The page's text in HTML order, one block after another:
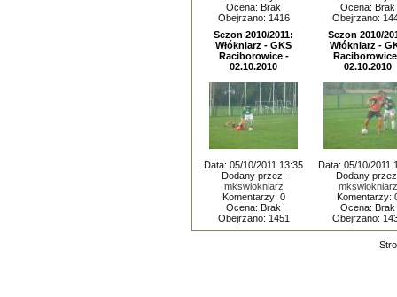
Ocena: Brak
Obejrzano: 1416
Ocena: Brak
Obejrzano:
Sezon 2010/2011:
Włókniarz - GKS
Raciborowice -
02.10.2010
Data: 05/10/2011 13:35
Dodany przez:
mkswlokniarz
Komentarzy: 0
Ocena: Brak
Obejrzano: 1451
Sezon 2010/
Włókniarz -
02.10.2010
Data: 05/10/2011
Dodany
mkswlokniarz
Komentarzy:
Ocena: Brak
Obejrzano: